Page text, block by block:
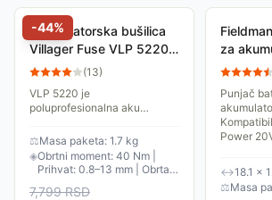
-44%
Akumulatorska bušilica
Villager Fuse VLP 5220
Bez baterije i punjača
(13)
VLP 5220 je
poluprofesionalna aku
pouzdana i pametno
dizajnirana, napravljena je da
izdrži zahtevne uslove rada, a
⚖Masa paketa: 1.7 kg
◈Obrtni moment: 40 Nm |
Prihvat: 0.8–13 mm | Obrtaj:
7,799RSD
za
FDUZ
Punjač
Power
napuniti
↔18.1 ×
⚖Masa